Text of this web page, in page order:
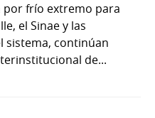
por frío extremo para
el Sinae y las
sistema, continúan
de...